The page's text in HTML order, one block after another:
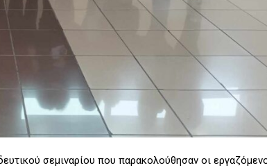
σεμιναρίου που παρακολούθησαν οι